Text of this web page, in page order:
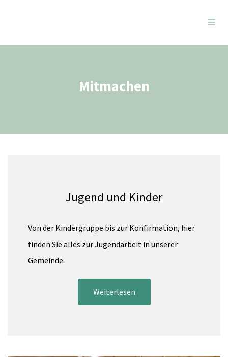
Mitmachen
Jugend und Kinder
Von der Kindergruppe bis zur Konfirmation, hier
finden Sie alles zur Jugendarbeit in unserer
Gemeinde.
Weiterlesen